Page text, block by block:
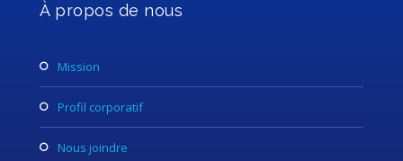
À propos de nous
mission
profil corporatif
nous joindre